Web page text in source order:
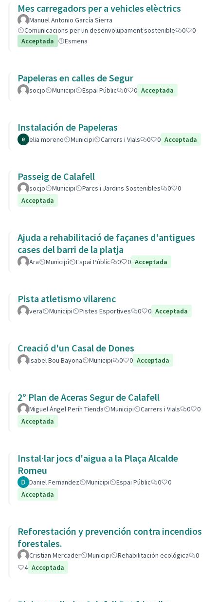
Mes carregadors per a vehicles elèctrics
Manuel Antonio García Sierra
Comunicacions per un desenvolupament sostenible
0
0
Acceptada
Esmena
Papeleras en calles de Segur
socjo Municipi Espai Públic 0 0 Acceptada
Instalación de Papeleras
elia moreno Municipi Carrers i Vials 0 0 Acceptada
Passeig de Calafell
socjo Municipi Parcs i Jardins Sostenibles 0
0
Acceptada
Ajuda a rehabilitació de façanes d'antigues
cases del barri de la platja
Ara Municipi Espai Públic 0 0 Acceptada
Pista atletismo vilarenc
vera Municipi Pistes Esportives 0 0 Acceptada
Creació d'un Casal de Dones
Isabel Bou Bayona Municipi 0 0 Acceptada
2º Plan de Aceras Segur de Calafell
Miguel Ángel Perín Tienda Municipi Carrers i Vials 0
0
Acceptada
Instal·lar jocs d'aigua a la Plaça Alcalde
Romeu
Daniel Fernandez Municipi Espai Públic 0
0
Acceptada
Reforestación y prevención contra incendios
forestales.
Cristian Mercader Municipi Rehabilitación ecológica
0
4 Acceptada